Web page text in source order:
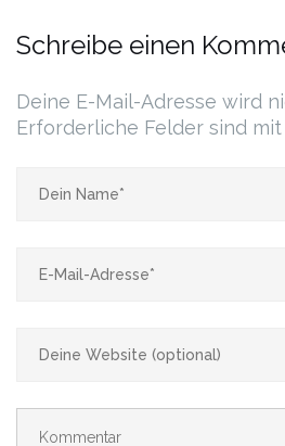
Schreibe einen
Deine E-Mail-Adresse wird
Erforderliche Felder sind mit